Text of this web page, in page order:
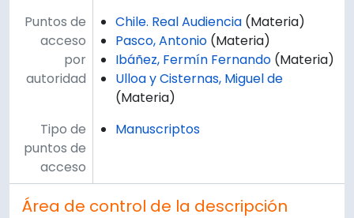
Puntos de
acceso
por
autoridad
Chile. Real Audiencia (Materia)
Pasco, Antonio (Materia)
Ibáñez, Fermín Fernando (Materia)
Ulloa y Cisternas, Miguel de
(Materia)
Tipo de
puntos de
acceso
Manuscriptos
Área de control de la descripción